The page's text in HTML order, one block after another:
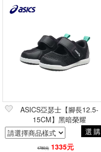
ASICS亞瑟士【腳長12.5-
15CM】黑暗榮耀
選購
1780元 1335元